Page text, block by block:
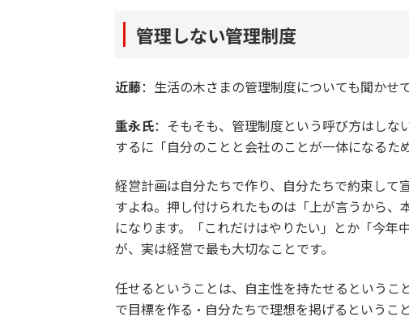
管理しない管理制度
近藤：生活の木さまの管理制度についても聞かせ
重永氏：そもそも、管理制度という呼び方はし
するに「自分のことと会社のことが一体になるた
経営計画は自分たちで作り、自分たちで約束し
すよね。押し付けられたものは「上が言うから
になります。「これだけはやりたい」とか「今
が、実は経営で最も大切なことです。
任せるということは、自主性を持たせるという
で目標を作る・自分たちで理想を掲げるということ